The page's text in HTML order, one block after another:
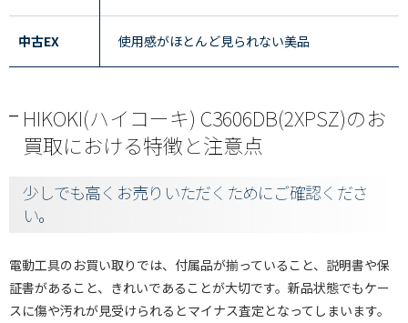
中古EX 使用感がほとんど見られない美品
HIKOKI(ハイコーキ) C3606DB(2XPSZ)のお
買取における特徴と注意点
少しでも高くお売りいただくためにご確認くださ
い。
電動工具のお買い取りでは、付属品が揃っていること、説明書や保
証書があること、きれいであることが大切です。新品状態でもケー
スに傷や汚れが見受けられるとマイナス査定となってしまいます。